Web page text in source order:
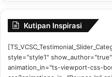
Kutipan Inspirasi
style="style1"
animation_in="ts-viewport-css-